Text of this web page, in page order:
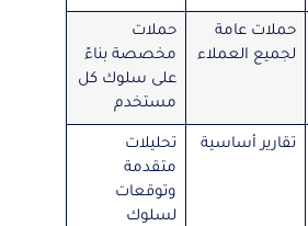
حملات عامة
لجميع العملاء
حملات
مخصصة بناءً
على سلوك كل
مستخدم
تقارير أساسية
تحليلات
متقدمة
وتوقعات
لسلوك